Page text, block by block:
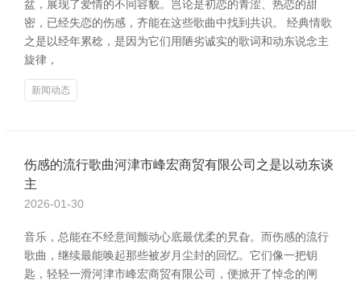
盆，展现了爱情的不同容貌。岂论是初恋的青涩、热恋的甜
密，已经失恋的伤感，齐能在这些歌曲中找到共识。 经典情歌
之是以经年累稔，是因为它们用陋劣诚实的歌词和动东说念主
旋律，
新闻动态
伤感的流行歌曲河津市峰宏商贸有限公司之是以动东谈
主
2026-01-30
音乐，总能在不经意间颤动心底最优柔的旯旮。而伤感的流行
歌曲，继续最能唤起那些被岁月尘封的回忆。它们像一把钥
匙，轻轻一滑河津市峰宏商贸有限公司，便掀开了悼念的闸